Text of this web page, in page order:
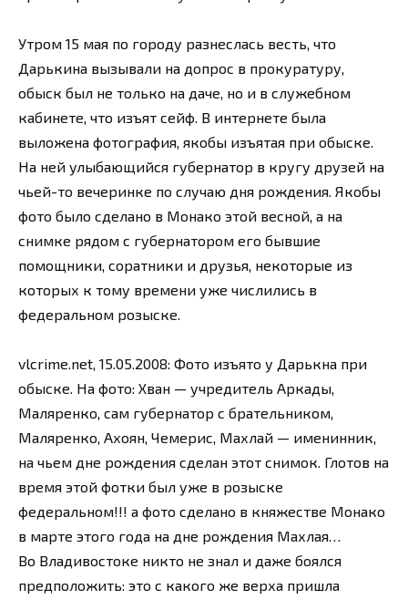
Утром 15 мая по городу разнеслась весть, что
Дарькина вызывали на допрос в прокуратуру,
обыск был не только на даче, но и в служебном
кабинете, что изъят сейф. В интернете была
выложена фотография, якобы изъятая при обыске.
На ней улыбающийся губернатор в кругу друзей на
чьей-то вечеринке по случаю дня рождения. Якобы
фото было сделано в Монако этой весной, а на
снимке рядом с губернатором его бывшие
помощники, соратники и друзья, некоторые из
которых к тому времени уже числились в
федеральном розыске.
vlcrime.net, 15.05.2008: Фото изъято у Дарькна при
обыске. На фото: Хван — учредитель Аркады,
Маляренко, сам губернатор с брательником,
Маляренко, Ахоян, Чемерис, Махлай — именинник,
на чьем дне рождения сделан этот снимок. Глотов на
время этой фотки был уже в розыске
федеральном!!! а фото сделано в княжестве Монако
в марте этого года на дне рождения Махлая…
Во Владивостоке никто не знал и даже боялся
предположить: это с какого же верха пришла